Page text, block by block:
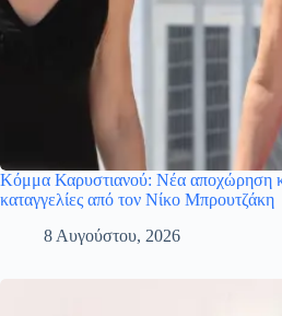
Κόμμα Καρυστιανού: Νέα αποχώρηση
καταγγελίες από τον Νίκο Μπρουτζάκη
8 Αυγούστου, 2026